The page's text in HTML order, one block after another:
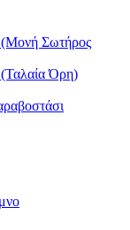
Σωτήρος
Όρη)